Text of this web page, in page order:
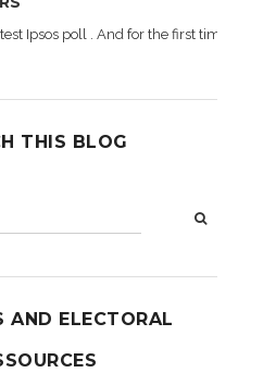
Ipsos poll . And for the first time
THIS BLOG
AND ELECTORAL